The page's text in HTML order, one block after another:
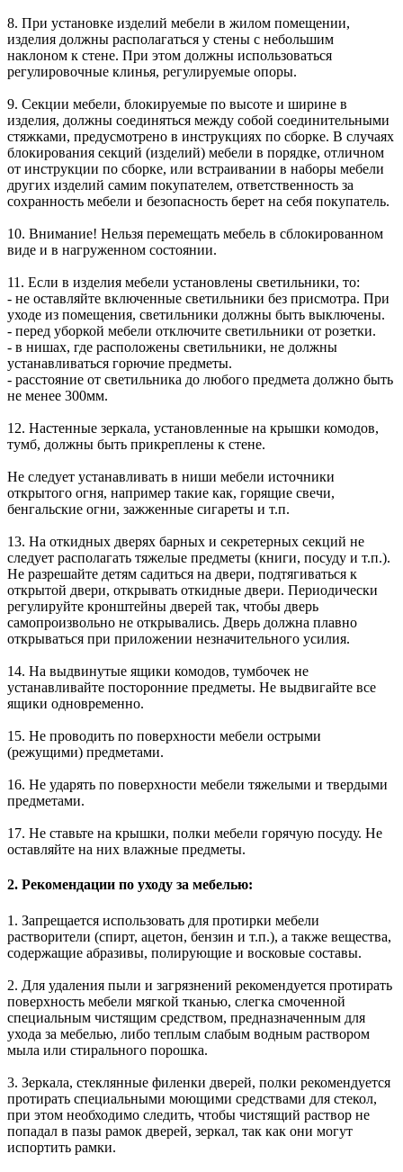
8. При установке изделий мебели в жилом помещении,
изделия должны располагаться у стены с небольшим
наклоном к стене. При этом должны использоваться
регулировочные клинья, регулируемые опоры.
9. Секции мебели, блокируемые по высоте и ширине в
изделия, должны соединяться между собой соединительными
стяжками, предусмотрено в инструкциях по сборке. В случаях
блокирования секций (изделий) мебели в порядке, отличном
от инструкции по сборке, или встраивании в наборы мебели
других изделий самим покупателем, ответственность за
сохранность мебели и безопасность берет на себя покупатель.
10. Внимание! Нельзя перемещать мебель в сблокированном
виде и в нагруженном состоянии.
11. Если в изделия мебели установлены светильники, то:
- не оставляйте включенные светильники без присмотра. При
уходе из помещения, светильники должны быть выключены.
- перед уборкой мебели отключите светильники от розетки.
- в нишах, где расположены светильники, не должны
устанавливаться горючие предметы.
- расстояние от светильника до любого предмета должно быть
не менее 300мм.
12. Настенные зеркала, установленные на крышки комодов,
тумб, должны быть прикреплены к стене.
Не следует устанавливать в ниши мебели источники
открытого огня, например такие как, горящие свечи,
бенгальские огни, зажженные сигареты и т.п.
13. На откидных дверях барных и секретерных секций не
следует располагать тяжелые предметы (книги, посуду и т.п.).
Не разрешайте детям садиться на двери, подтягиваться к
открытой двери, открывать откидные двери. Периодически
регулируйте кронштейны дверей так, чтобы дверь
самопроизвольно не открывались. Дверь должна плавно
открываться при приложении незначительного усилия.
14. На выдвинутые ящики комодов, тумбочек не
устанавливайте посторонние предметы. Не выдвигайте все
ящики одновременно.
15. Не проводить по поверхности мебели острыми
(режущими) предметами.
16. Не ударять по поверхности мебели тяжелыми и твердыми
предметами.
17. Не ставьте на крышки, полки мебели горячую посуду. Не
оставляйте на них влажные предметы.
2. Рекомендации по уходу за мебелью:
1. Запрещается использовать для протирки мебели
растворители (спирт, ацетон, бензин и т.п.), а также вещества,
содержащие абразивы, полирующие и восковые составы.
2. Для удаления пыли и загрязнений рекомендуется протирать
поверхность мебели мягкой тканью, слегка смоченной
специальным чистящим средством, предназначенным для
ухода за мебелью, либо теплым слабым водным раствором
мыла или стирального порошка.
3. Зеркала, стеклянные филенки дверей, полки рекомендуется
протирать специальными моющими средствами для стекол,
при этом необходимо следить, чтобы чистящий раствор не
попадал в пазы рамок дверей, зеркал, так как они могут
испортить рамки.